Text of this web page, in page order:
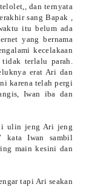
dan ternyata
sang Bapak ,
itu belum ada
yang bernama
kecelakaan
terlalu parah.
erat Ari dan
karena telah pergi
Iwan iba dan
ulin jeng Ari jeng
kata Iwan sambil
main kesini dan
tapi Ari seakan